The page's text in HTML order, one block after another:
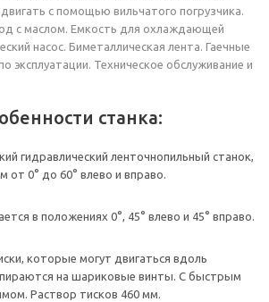
с помощью вильчатого погрузчика.
с маслом. Емкость для охлаждающей
насос. Биметаллическая лента. Гаечные
эксплуатации. Техническое обслуживание и
станка:
гидравлический ленточнопильный станок,
от 0° до 60° влево и вправо.
в положениях 0°, 45° влево и 45° вправо.
которые могут двигаться вдоль
на шариковые винты. С быстрым
Раствор тисков 460 мм.